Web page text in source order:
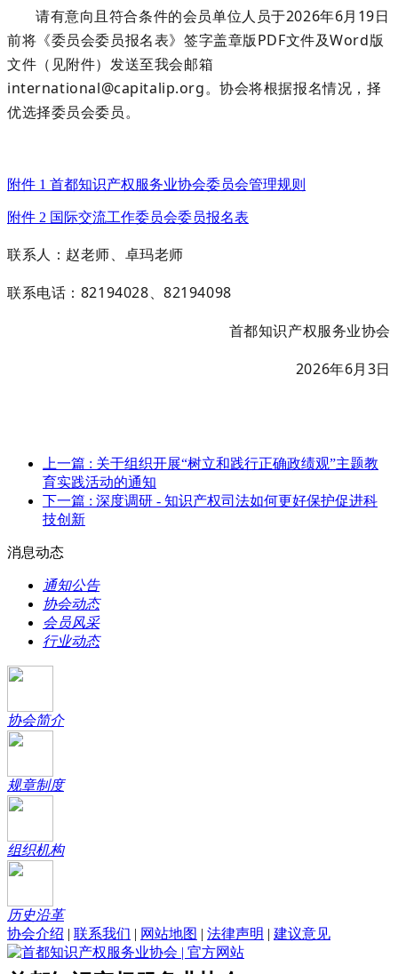
请有意向且符合条件的会员单位人员于2026年6月 19日
前将《委员会委员报名表》签字盖章版PDF文件及Word版
文件（见附件）发送至我会邮箱
international@capitalip.org。协会将根据报名情况，择
优选择委员会委员。
附件 1 首都知识产权服务业协会委员会管理规则
附件 2 国际交流工作委员会委员报名表
联系人：赵老师、卓玛老师
联系电话： 82194028、82194098
首都知识产权服务业协会
2026年6月3日
上一篇 : 关于组织开展“树立和践行正确政绩观”主题教
育实践活动的通知
下一篇 : 深度调研 - 知识产权司法如何更好保护促进科
技创新
消息动态
通知公告
协会动态
会员风采
行业动态
协会简介
规章制度
组织机构
历史沿革
协会介绍
联系我们 网站地图 法律声明 建议意见